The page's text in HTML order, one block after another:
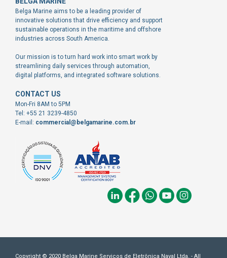
Belga Marine aims to be a leading provider of
innovative solutions that drive efficiency and support
sustainable operations in the maritime and offshore
industries across South America.
Our mission is to turn hard work into smart work by
streamlining daily services through automation,
digital platforms, and integrated software solutions.
CONTACT US
Mon-Fri 8AM to 5PM
Tel: +55 21 3239-4850
E-mail: commercial@belgamarine.com.br
Copyright © 2020 Belga Marine Serviços de Eletrônica Naval Ltda. - All